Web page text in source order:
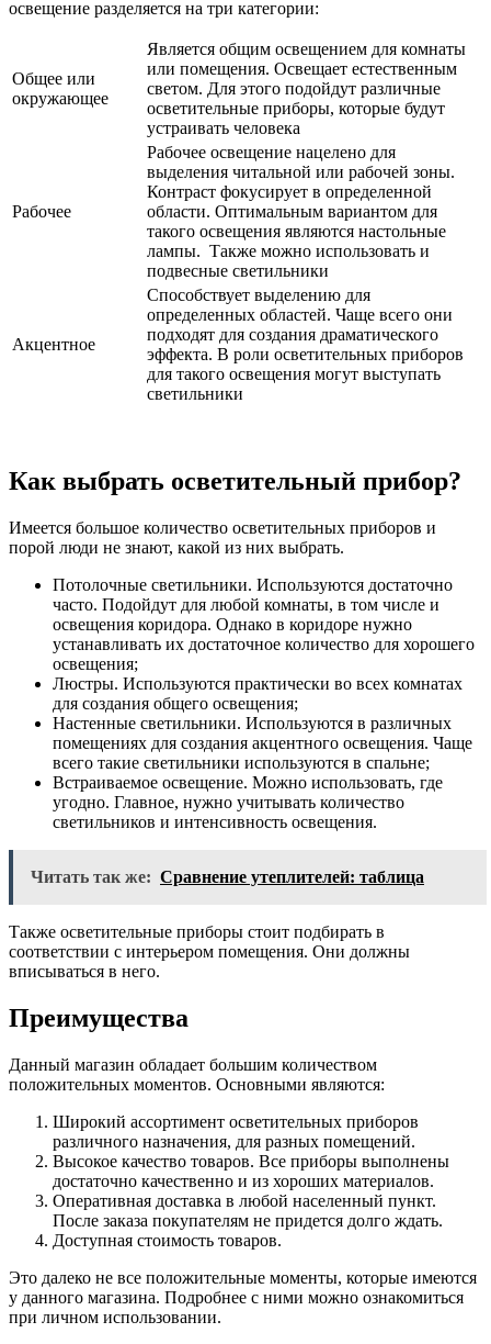
освещение разделяется на три категории:
Общее или
окружающее
Является общим освещением для комнаты
или помещения. Освещает естественным
светом. Для этого подойдут различные
осветительные приборы, которые будут
устраивать человека
Рабочее
Рабочее освещение нацелено для
выделения читальной или рабочей зоны.
Контраст фокусирует в определенной
области. Оптимальным вариантом для
такого освещения являются настольные
лампы. Также можно использовать и
подвесные светильники
Акцентное
Способствует выделению для
определенных областей. Чаще всего они
подходят для создания драматического
эффекта. В роли осветительных приборов
для такого освещения могут выступать
светильники
Как выбрать осветительный прибор?
Имеется большое количество осветительных приборов и
порой люди не знают, какой из них выбрать.
Потолочные светильники. Используются достаточно
часто. Подойдут для любой комнаты, в том числе и
освещения коридора. Однако в коридоре нужно
устанавливать их достаточное количество для хорошего
освещения;
Люстры. Используются практически во всех комнатах
для создания общего освещения;
Настенные светильники. Используются в различных
помещениях для создания акцентного освещения. Чаще
всего такие светильники используются в спальне;
Встраиваемое освещение. Можно использовать, где
угодно. Главное, нужно учитывать количество
светильников и интенсивность освещения.
Читать так же: Сравнение утеплителей: таблица
Также осветительные приборы стоит подбирать в
соответствии с интерьером помещения. Они должны
вписываться в него.
Преимущества
Данный магазин обладает большим количеством
положительных моментов. Основными являются:
Широкий ассортимент осветительных приборов
различного назначения, для разных помещений.
Высокое качество товаров. Все приборы выполнены
достаточно качественно и из хороших материалов.
Оперативная доставка в любой населенный пункт.
После заказа покупателям не придется долго ждать.
Доступная стоимость товаров.
Это далеко не все положительные моменты, которые имеются
у данного магазина. Подробнее с ними можно ознакомиться
при личном использовании.